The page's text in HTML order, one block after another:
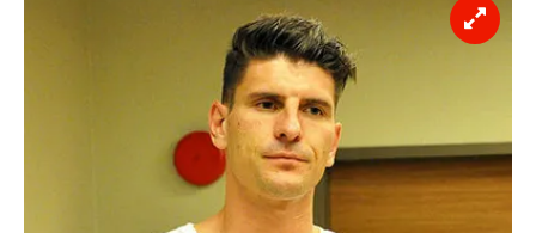
reklam/pazarlama faaliyetlerinin yapılması, amaçlarıyla
sınırlı olarak açık rızanız dahilinde kullanılacaktır.
Çerezlere ilişkin tercihlerinizi aşağıda yer alan panel
vasıtasıyla belirleyebilirsiniz. Çerezlere ilişkin detaylı bilgi
için Ayarlar butonuna tıklayabilir,Çerez Bilgilendirme
ziyaret edebilirsiniz.